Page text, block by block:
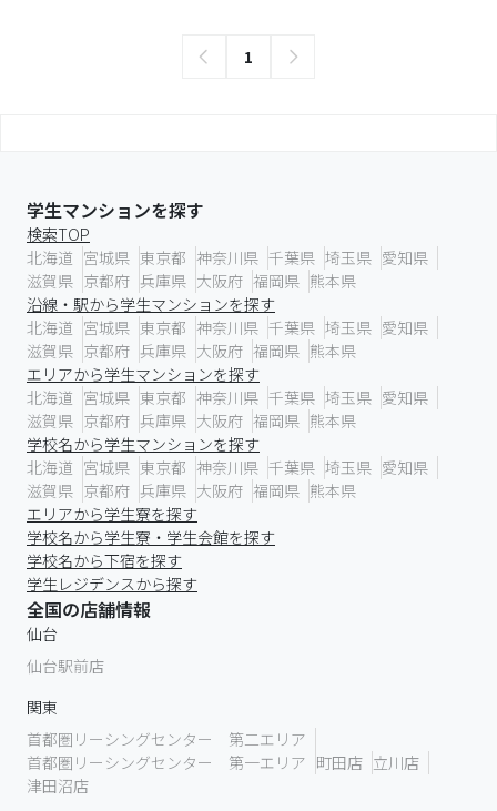
1
学生マンションを探す
検索TOP
北海道 宮城県 東京都 神奈川県 千葉県 埼玉県 愛知県
滋賀県 京都府 兵庫県 大阪府 福岡県 熊本県
沿線・駅から学生マンションを探す
北海道 宮城県 東京都 神奈川県 千葉県 埼玉県 愛知県
滋賀県 京都府 兵庫県 大阪府 福岡県 熊本県
エリアから学生マンションを探す
北海道 宮城県 東京都 神奈川県 千葉県 埼玉県 愛知県
滋賀県 京都府 兵庫県 大阪府 福岡県 熊本県
学校名から学生マンションを探す
北海道 宮城県 東京都 神奈川県 千葉県 埼玉県 愛知県
滋賀県 京都府 兵庫県 大阪府 福岡県 熊本県
エリアから学生寮を探す
学校名から学生寮・学生会館を探す
学校名から下宿を探す
学生レジデンスから探す
全国の店舗情報
仙台
仙台駅前店
関東
首都圏リーシングセンター 第二エリア
首都圏リーシングセンター 第一エリア 町田店 立川店
津田沼店